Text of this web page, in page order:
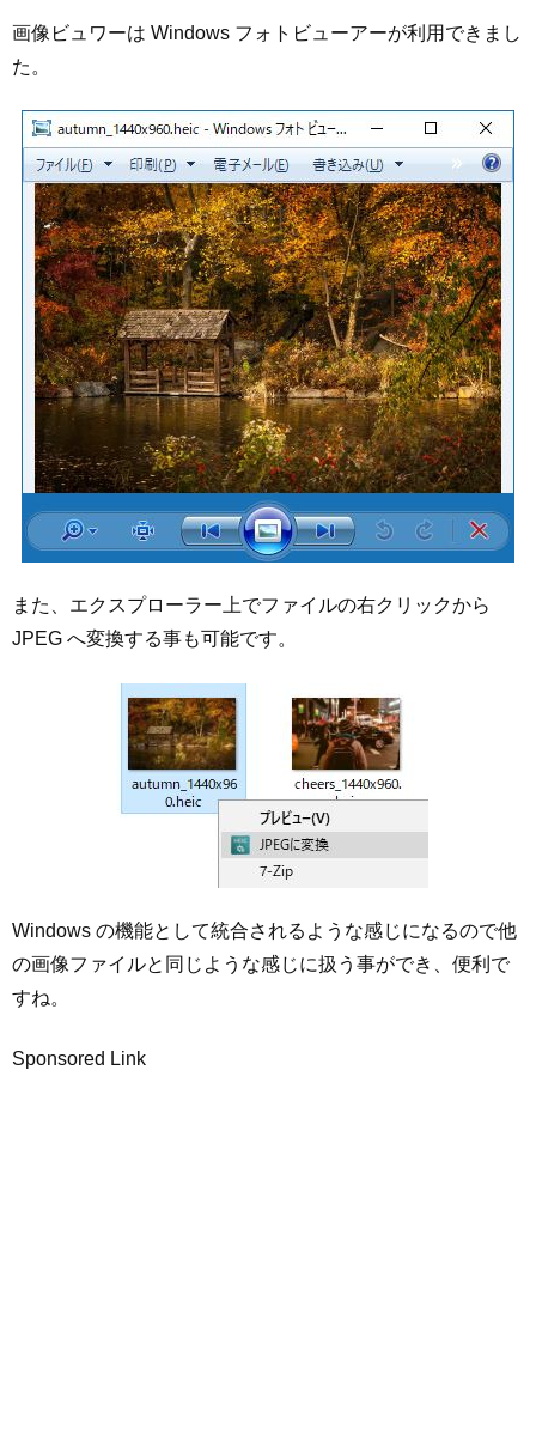
画像ビュワーは Windows フォトビューアーが利用できまし
た。
また、エクスプローラー上でファイルの右クリックから
JPEG へ変換する事も可能です。
Windows の機能として統合されるような感じになるので他
の画像ファイルと同じような感じに扱う事ができ、便利で
すね。
Sponsored Link